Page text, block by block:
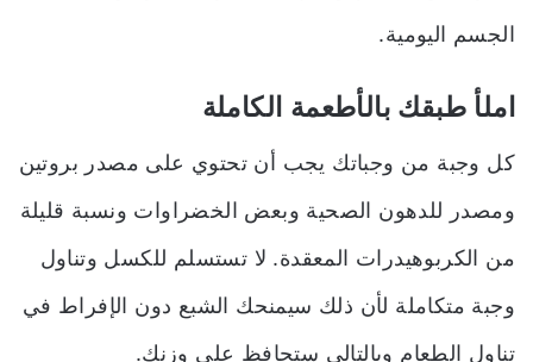
الجسم اليومية.
املأ طبقك بالأطعمة الكاملة
كل وجبة من وجباتك يجب أن تحتوي على مصدر بروتين
ومصدر للدهون الصحية وبعض الخضراوات ونسبة قليلة
من الكربوهيدرات المعقدة. لا تستسلم للكسل وتناول
وجبة متكاملة لأن ذلك سيمنحك الشبع دون الإفراط في
تناول الطعام وبالتالي ستحافظ على وزنك.